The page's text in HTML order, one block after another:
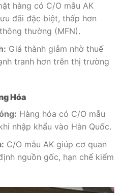
hàng có C/O mẫu AK
đãi đặc biệt, thấp hơn
thường (MFN).
Giá thành giảm nhờ thuế
tranh hơn trên thị trường
Hóa
Hàng hóa có C/O mẫu
nhập khẩu vào Hàn Quốc.
C/O mẫu AK giúp cơ quan
nguồn gốc, hạn chế kiểm